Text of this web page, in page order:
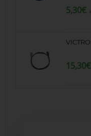
5,30€
15,30€